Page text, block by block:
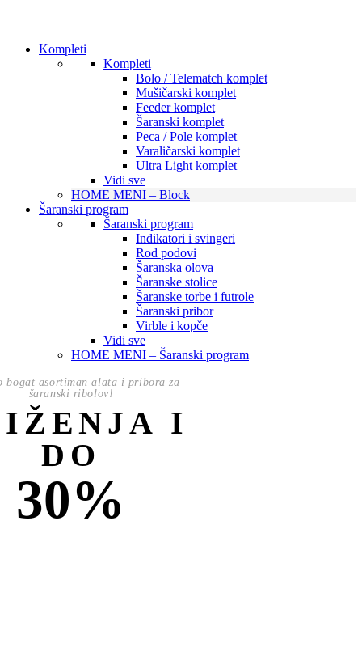
Kompleti
Kompleti
Bolo / Telematch komplet
Mušičarski komplet
Feeder komplet
Šaranski komplet
Peca / Pole komplet
Varaličarski komplet
Ultra Light komplet
Vidi sve
HOME MENI – Block
Šaranski program
Šaranski program
Indikatori i svingeri
Rod podovi
Šaranska olova
Šaranske stolice
Šaranske torbe i futrole
Šaranski pribor
Virble i kopče
Vidi sve
HOME MENI – Šaranski program
bogat asortiman alata i pribora za
šaranski ribolov!
I
DO
30%